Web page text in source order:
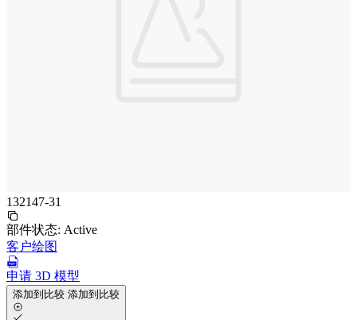
132147-31
部件状态: Active
客户绘图
申请 3D 模型
添加到比较 添加到比较